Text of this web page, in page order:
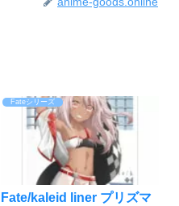
Fateシリーズ
Fate/kaleid liner プリズマ